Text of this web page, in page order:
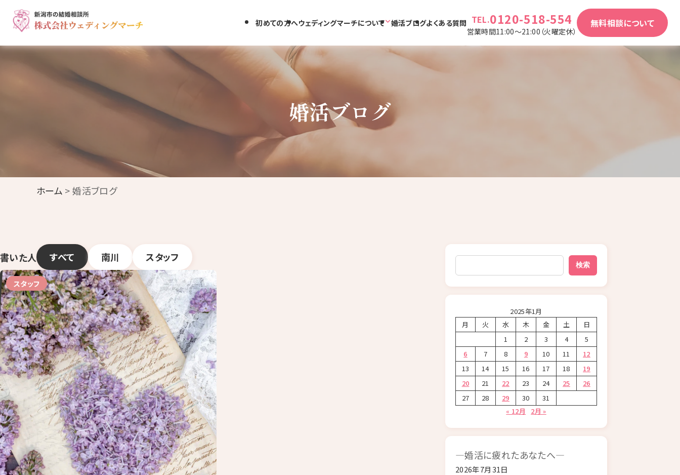
初めての方へウェディングマーチについて 婚活ブログよくある質問 TEL.0120-518-554
営業時間11:00～21:00（火曜定休）
無料相談について
婚活ブログ
ホーム > 婚活ブログ
書いた人 すべて 南川 スタッフ
スタッフ
検索
検索
2025年1月
月
火 水 木 金 土
日
1
2 3 4
5
6
7 8 9 10 11
12
13
14 15 16 17 18
19
20
21 22 23 24 25
26
27
28 29 30
31
« 12月
2月 »
―婚活に疲れたあなたへ―
2026年7月31日